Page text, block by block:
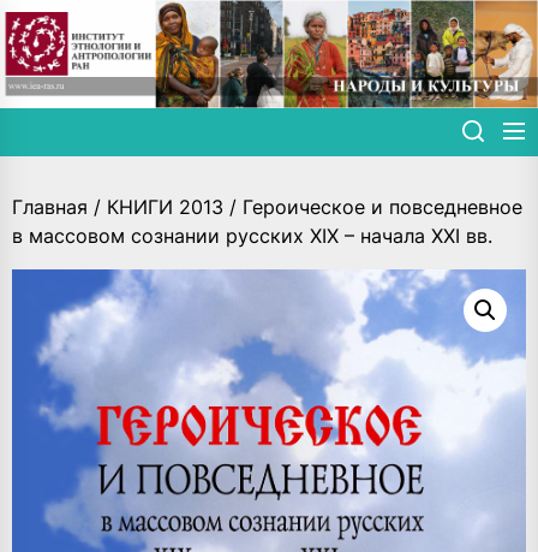
Skip
to
the
content
Главная / КНИГИ 2013 / Героическое и повседневное
в массовом сознании русских XIX – начала ХХI вв.